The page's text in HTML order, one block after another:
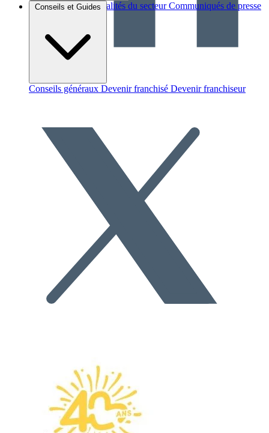
Brèves et actus Actualités du secteur Communiqués de presse
Conseils et Guides
Conseils généraux Devenir franchisé Devenir franchiseur